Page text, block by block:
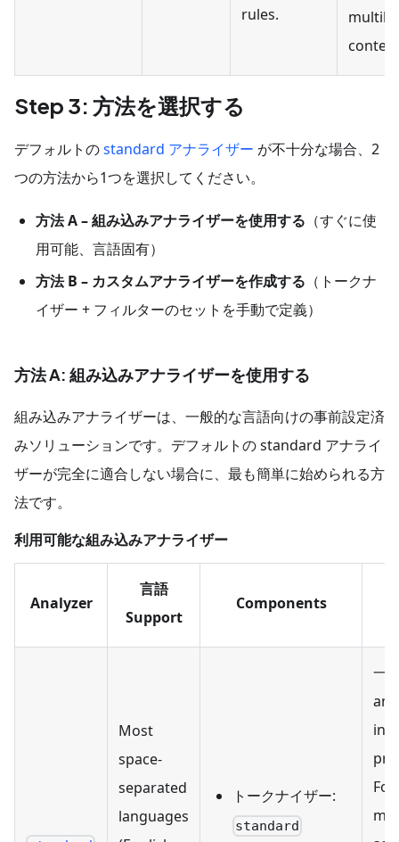
rules.
Step 3: 方法を選択する
デフォルトのstandard アナライザー が不十分な場合、2
つの方法から1つを選択してください。
方法 A – 組み込みアナライザーを使用する （すぐに使
用可能、言語固有）
方法 B – カスタムアナライザーを作成する （トークナ
イザー + フィルターのセットを手動で定義）
方法 A: 組み込みアナライザーを使用する
組み込みアナライザーは、一般的な言語向けの事前設定済
みソリューションです。デフォルトの standard アナライ
ザーが完全に適合しない場合に、最も簡単に始められる方
法です。
利用可能な組み込みアナライザー
Analyzer
言語
Support
Components
Most
space-
separated
languages
トークナイザー:
standard
一
For